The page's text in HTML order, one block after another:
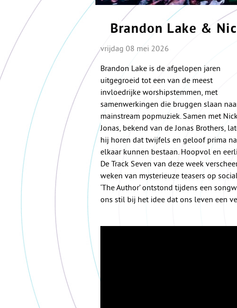
Brandon Lake &
vrijdag 08 mei 2026
Brandon Lake is de afgelopen jaren
uitgegroeid tot een van de meest
invloedrijke worshipstemmen, met
samenwerkingen die bruggen slaan
mainstream popmuziek. Samen met
Jonas, bekend van de Jonas Brothers,
hij horen dat twijfels en geloof prima
elkaar kunnen bestaan. Hoopvol en
De Track Seven van deze week
weken van mysterieuze teasers op
‘The Author’ ontstond tijdens een
ons stil bij het idee dat ons leven een